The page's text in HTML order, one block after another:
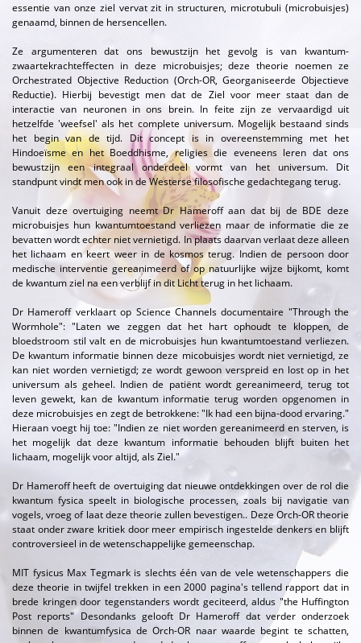
essentie van onze ziel vervat zit in structuren, microtubuli (microbuisjes)
genaamd, binnen de hersencellen.
Ze argumenteren dat ons bewustzijn het gevolg is van kwantum-
zwaartekrachteffecten in deze microbuisjes; deze theorie noemen ze
Orchestrated Objective Reduction (Orch-OR, Georganiseerde Objectieve
Reductie). Hierbij bevestigt men dat de Ziel voor meer staat dan de
interactie van neuronen in ons brein. In feite zijn ze vervaardigd uit
hetzelfde 'weefsel' als het complete universum. Mogelijk bestaand sinds
het begin van de tijd. Dit concept is in overeenstemming met het
Hindoeïsme en het Boeddhisme, religies die eveneens leren dat ons
bewustzijn een integraal onderdeel vormt van het universum. Dit
standpunt vindt men ook in de Westerse filosofische gedachtegang terug.
Vanuit deze overtuiging neemt Dr Hameroff aan dat bij de BDE deze
microbuisjes hun kwantumtoestand verliezen maar de informatie die ze
bevatten wordt echter niet vernietigd. In plaats daarvan verlaat deze alleen
het lichaam en keert weer in de kosmos terug. Indien de persoon door
medische interventie gereanimeerd of op natuurlijke wijze bijkomt, komt
de kwantum ziel na een verblijf in dit Licht terug in het lichaam.
Dr Hameroff verklaart op Science Channels documentaire "Through the
Wormhole": "Laten we zeggen dat het hart ophoudt te kloppen, de
bloedstroom stil valt en de microbuisjes hun kwantumtoestand verliezen.
De kwantum informatie binnen deze micobuisjes wordt niet vernietigd, ze
kan niet worden vernietigd; ze wordt gewoon verspreid en lost op in het
universum als geheel. Indien de patiënt wordt gereanimeerd, terug tot
leven gewekt, kan de kwantum informatie terug worden opgenomen in
deze microbuisjes en zegt de betrokkene: "Ik had een bijna-dood ervaring."
Hieraan voegt hij toe: "Indien ze niet worden gereanimeerd en sterven, is
het mogelijk dat deze kwantum informatie behouden blijft buiten het
lichaam, mogelijk voor altijd, als Ziel."
Dr Hameroff heeft de overtuiging dat nieuwe ontdekkingen over de rol die
kwantum fysica speelt in biologische processen, zoals bij navigatie van
vogels, vroeg of laat deze theorie zullen bevestigen.. Deze Orch-OR theorie
staat onder zware kritiek door meer empirisch ingestelde denkers en blijft
controversieel in de wetenschappelijke gemeenschap.
MIT fysicus Max Tegmark is slechts één van de vele wetenschappers die
deze theorie in twijfel trekken in een 2000 pagina's tellend rapport dat in
brede kringen door tegenstanders wordt geciteerd, aldus "the Huffington
Post reports" Desondanks gelooft Dr Hameroff dat verder onderzoek
binnen de kwantumfysica de Orch-OR naar waarde begint te schatten,